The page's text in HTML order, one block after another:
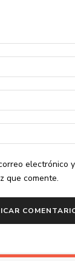
electrónico
que comente.